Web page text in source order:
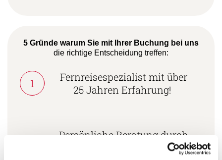
5 Gründe warum Sie mit Ihrer Buchung bei uns
die richtige Entscheidung treffen:
1
Fernreisespezialist mit über
25 Jahren Erfahrung!
Persönliche Beratung durch